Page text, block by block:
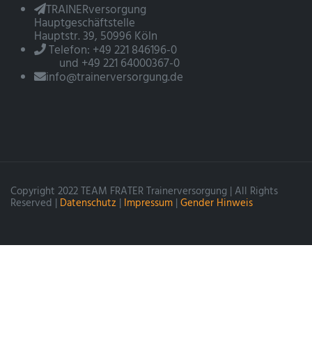
TRAINERversorgung
Hauptgeschäftstelle
Hauptstr. 39, 50996 Köln
Telefon: +49 221 846196-0
und +49 221 64000367-0
info@trainerversorgung.de
Copyright 2022 TEAM FRATER Trainerversorgung | All Rights
Reserved | Datenschutz | Impressum | Gender Hinweis